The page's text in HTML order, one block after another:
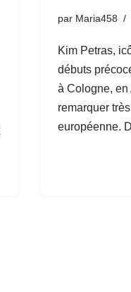
par Maria458
Kim Petras,
débuts
à Cologne, en
remarquer
européenne.